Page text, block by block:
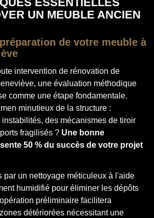
UN MEUBLE ANCIEN
de votre meuble à
intervention de rénovation de
une évaluation méthodique
comme une étape fondamentale.
minutieux de la structure :
des mécanismes de tiroir
fragilisés ? Une bonne
50 % du succès de votre projet
par un nettoyage méticuleux à l'aide
humidifié pour éliminer les dépôts
préliminaire facilitera
détériorées nécessitant une